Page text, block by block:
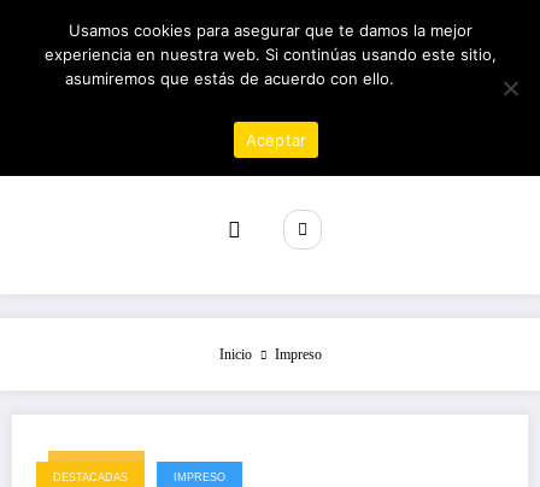
contenido
07/08/2026 7:11:25 PM
Inicio Impreso
19/12/2025
DESTACADAS IMPRESO
Usamos cookies para asegurar que te damos la mejor
experiencia en nuestra web. Si continúas usando este sitio,
asumiremos que estás de acuerdo con ello.
Aceptar